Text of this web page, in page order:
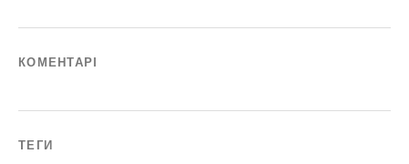
КОМЕНТАРІ
ТЕГИ